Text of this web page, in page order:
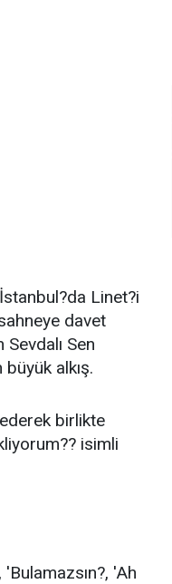
Linet?i
davet
Sen
büyük alkış.
birlikte
isimli
'Ah